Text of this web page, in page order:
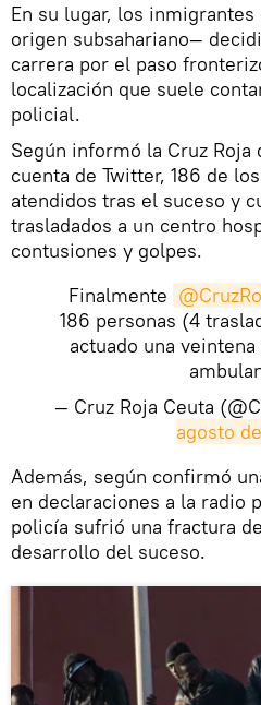
En su lugar, los
origen subsahariano—
carrera por el paso
localización que suele
policial.
Según informó la Cruz Roja
cuenta de Twitter, 186 de
atendidos tras el suceso y
trasladados a un centro
contusiones y golpes.
Finalmente
186 personas (4
actuado una
— Cruz Roja Ceuta
agosto
​Además, según confirmó
en declaraciones a la radio
policía sufrió una fractura
desarrollo del suceso.